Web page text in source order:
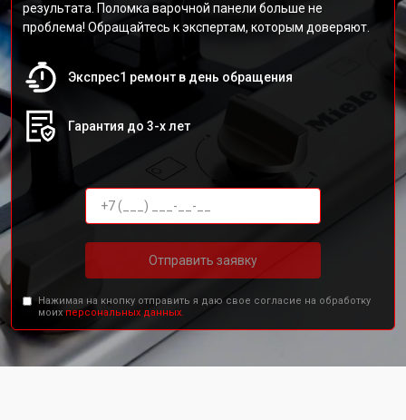
результата. Поломка варочной панели больше не
проблема! Обращайтесь к экспертам, которым доверяют.
Экспрес1 ремонт в день обращения
Гарантия до 3-х лет
Отправить заявку
Нажимая на кнопку отправить я даю свое согласие на обработку
моихперсональных данных.